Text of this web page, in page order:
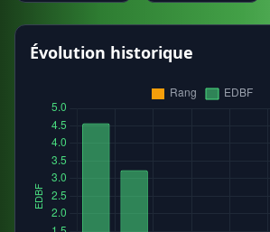
Évolution historique